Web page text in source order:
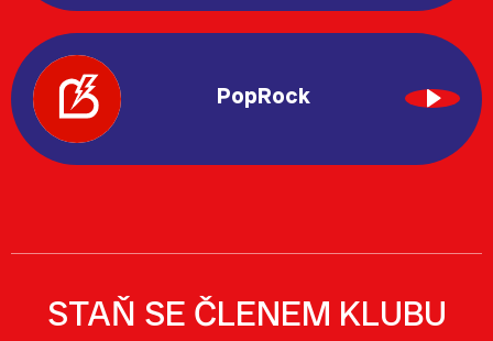
PopRock
STAŇ SE ČLENEM KLUBU